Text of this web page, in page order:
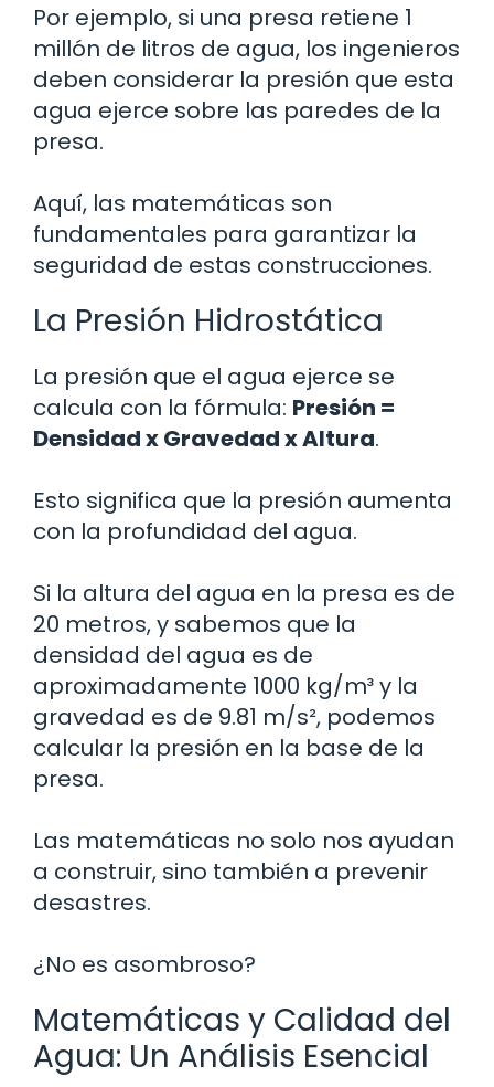
Por ejemplo, si una presa retiene 1
millón de litros de agua, los ingenieros
deben considerar la presión que esta
agua ejerce sobre las paredes de la
presa.
Aquí, las matemáticas son
fundamentales para garantizar la
seguridad de estas construcciones.
La Presión Hidrostática
La presión que el agua ejerce se
calcula con la fórmula: Presión =
Densidad x Gravedad x Altura.
Esto significa que la presión aumenta
con la profundidad del agua.
Si la altura del agua en la presa es de
20 metros, y sabemos que la
densidad del agua es de
aproximadamente 1000 kg/m³ y la
gravedad es de 9.81 m/s², podemos
calcular la presión en la base de la
presa.
Las matemáticas no solo nos ayudan
a construir, sino también a prevenir
desastres.
¿No es asombroso?
Matemáticas y Calidad del
Agua: Un Análisis Esencial